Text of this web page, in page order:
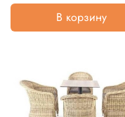
В корзину